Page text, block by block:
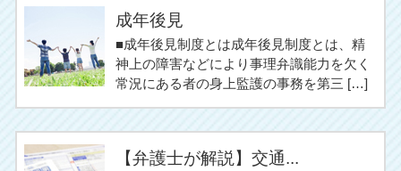
成年後見
■成年後見制度とは成年後見制度とは、精
神上の障害などにより事理弁識能力を欠く
常況にある者の身上監護の事務を第三 […]
【弁護士が解説】交通...